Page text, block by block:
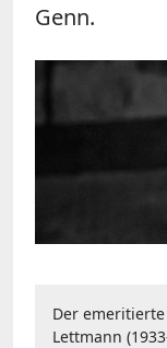
Genn.
Der
Lettmann